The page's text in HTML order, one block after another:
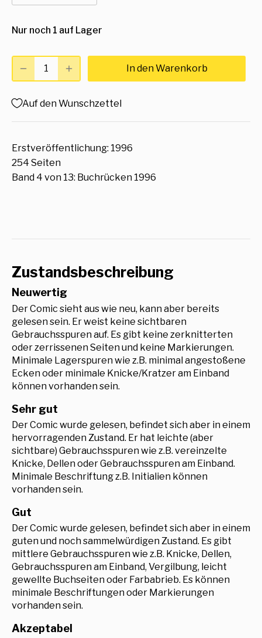
Nur noch 1 auf Lager
In den Warenkorb
Auf den Wunschzettel
Erstveröffentlichung: 1996
254 Seiten
Band 4 von 13: Buchrücken 1996
Zustandsbeschreibung
Neuwertig
Der Comic sieht aus wie neu, kann aber bereits
gelesen sein. Er weist keine sichtbaren
Gebrauchsspuren auf. Es gibt keine zerknitterten
oder zerrissenen Seiten und keine Markierungen.
Minimale Lagerspuren wie z.B. minimal angestoßene
Ecken oder minimale Knicke/Kratzer am Einband
können vorhanden sein.
Sehr gut
Der Comic wurde gelesen, befindet sich aber in einem
hervorragenden Zustand. Er hat leichte (aber
sichtbare) Gebrauchsspuren wie z.B. vereinzelte
Knicke, Dellen oder Gebrauchsspuren am Einband.
Minimale Beschriftung z.B. Initialien können
vorhanden sein.
Gut
Der Comic wurde gelesen, befindet sich aber in einem
guten und noch sammelwürdigen Zustand. Es gibt
mittlere Gebrauchsspuren wie z.B. Knicke, Dellen,
Gebrauchsspuren am Einband, Vergilbung, leicht
gewellte Buchseiten oder Farbabrieb. Es können
minimale Beschriftungen oder Markierungen
vorhanden sein.
Akzeptabel